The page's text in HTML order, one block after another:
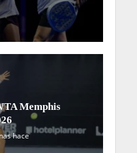
Memphis
hace